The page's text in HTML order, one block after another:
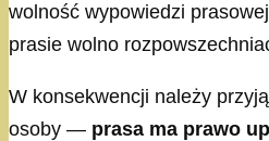
wolność wypowiedzi
prasie wolno
W konsekwencji należy
osoby — prasa ma prawo